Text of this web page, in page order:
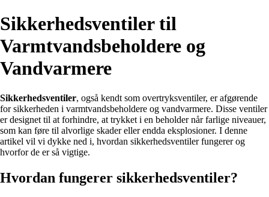
Sikkerhedsventiler til
Varmtvandsbeholdere og
Vandvarmere
Sikkerhedsventiler, også kendt som overtryksventiler, er afgørende
for sikkerheden i varmtvandsbeholdere og vandvarmere. Disse ventiler
er designet til at forhindre, at trykket i en beholder når farlige niveauer,
som kan føre til alvorlige skader eller endda eksplosioner. I denne
artikel vil vi dykke ned i, hvordan sikkerhedsventiler fungerer og
hvorfor de er så vigtige.
Hvordan fungerer sikkerhedsventiler?